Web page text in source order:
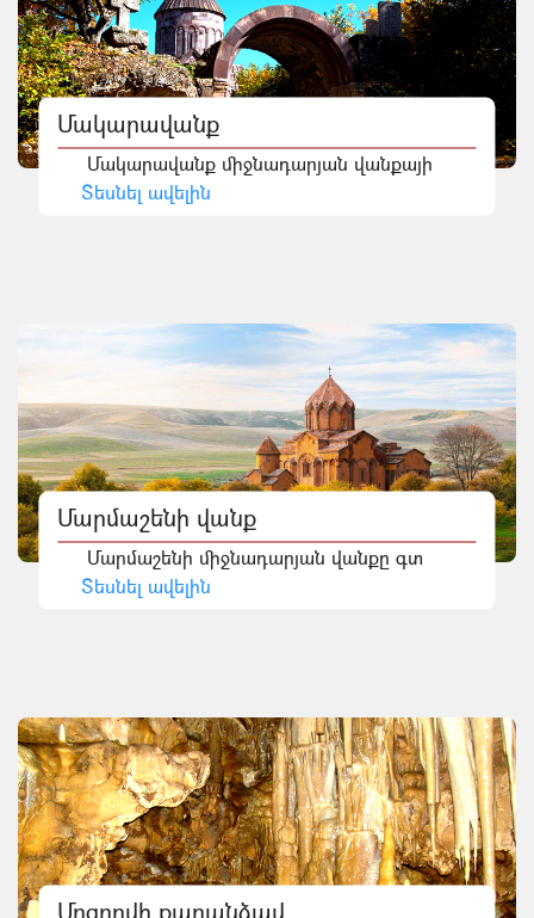
Մակարավանք
Մակարավանք միջնադարյան վանքայի
Տեսնել ավելին
Մարմաշենի վանք
Մարմաշենի միջնադարյան վանքը գտ
Տեսնել ավելին
Մոզրովի քարանձավ